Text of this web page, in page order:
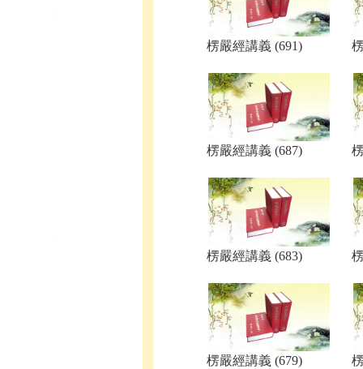
楞嚴經講義 (691)
楞嚴經講義 (687)
楞嚴經講義 (683)
楞嚴經講義 (679)